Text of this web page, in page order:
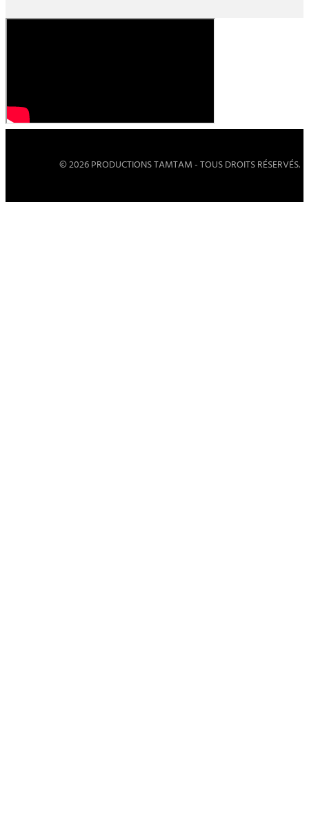
© 2026 PRODUCTIONS TAMTAM - TOUS DROITS RÉSERVÉS.